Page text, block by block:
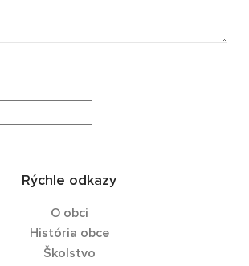
Rýchle odkazy
O obci
História obce
Školstvo